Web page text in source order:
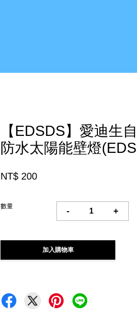
【EDSDS】愛迪生
防水太陽能壁燈
NT$ 200
數量
- +
加入購物車